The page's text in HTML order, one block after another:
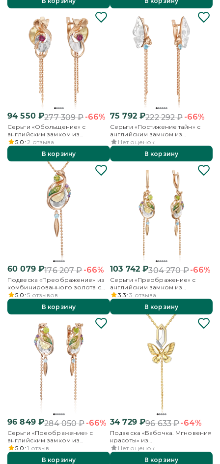
94 550₽277 309₽-66%
Серьги «Обольщение» с
английским замком из
комбинированного золота с
гранатом
5.0 2 отзыва
В корзину
75 792₽222 292₽-66%
Серьги «Постижение тайн» с
английским замком из
комбинированного золота с
топазом
Нет оценок
В корзину
60 079₽176 207₽-66%
Подвеска «Преображение» из
комбинированного золота с
миксом камней и эмалью
5.0 5 отзывов
В корзину
103 742 ₽304 270₽-66%
Серьги «Преображение» с
английским замком из
комбинированного золота с
миксом камней и эмалью
3.3 3 отзыва
В корзину
96 849₽284 050₽-66%
Серьги «Преображение» с
английским замком из
комбинированного золота с
миксом камней и эмалью
5.0 1 отзыв
В корзину
34 729₽96 633₽-64%
Подвеска «Бабочка. Мгновения
красоты» из
комбинированного золота с
бриллиантами
Нет оценок
В корзину